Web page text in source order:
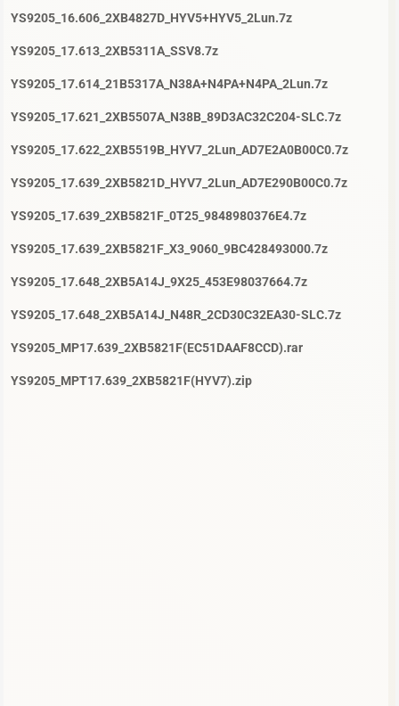
YS9205_16.606_2XB4827D_HYV5+HYV5_2Lun.7z
YS9205_17.613_2XB5311A_SSV8.7z
YS9205_17.614_21B5317A_N38A+N4PA+N4PA_2Lun.7z
YS9205_17.621_2XB5507A_N38B_89D3AC32C204-SLC.7z
YS9205_17.622_2XB5519B_HYV7_2Lun_AD7E2A0B00C0.7z
YS9205_17.639_2XB5821D_HYV7_2Lun_AD7E290B00C0.7z
YS9205_17.639_2XB5821F_0T25_9848980376E4.7z
YS9205_17.639_2XB5821F_X3_9060_9BC428493000.7z
YS9205_17.648_2XB5A14J_9X25_453E98037664.7z
YS9205_17.648_2XB5A14J_N48R_2CD30C32EA30-SLC.7z
YS9205_MP17.639_2XB5821F(EC51DAAF8CCD).rar
YS9205_MPT17.639_2XB5821F(HYV7).zip